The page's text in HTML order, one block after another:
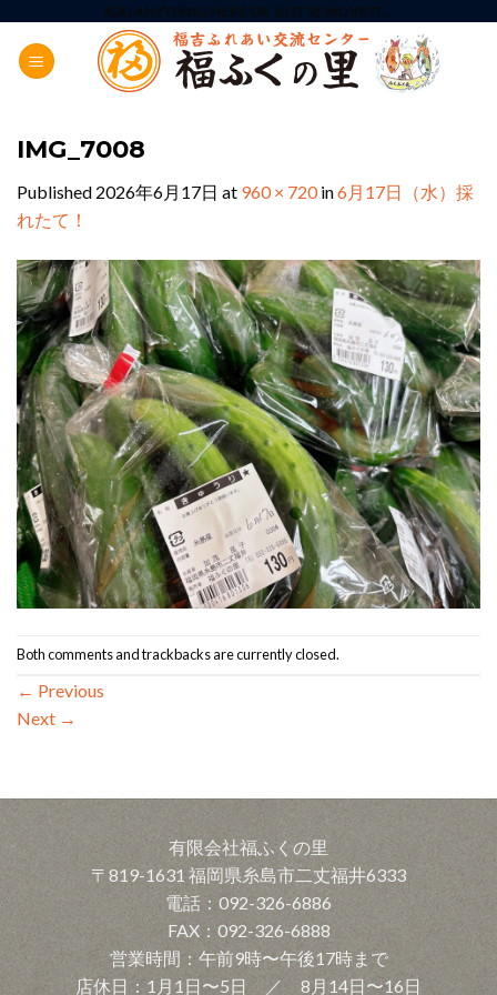
content
ADD ANYTHING HERE OR JUST REMOVE IT...
IMG_7008
Published 2026年6月17日 at 960 × 720in6月17日（水）採
れたて！
Both comments and trackbacks are currently closed.
← Previous
Next →
有限会社福ふくの里
〒819-1631 福岡県糸島市二丈福井6333
電話：092-326-6886
FAX：092-326-6888
営業時間：午前9時〜午後17時まで
店休日：1月1日〜5日 ／ 8月14日〜16日